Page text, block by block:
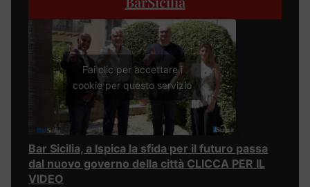
Fai clic per accettare i
cookie per questo servizio
Bar Sicilia, a Ispica la sfida per il futuro passa
dal nuovo governo della città CLICCA PER IL
VIDEO